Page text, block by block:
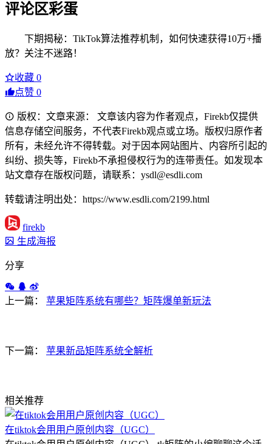
评论区彩蛋
下期揭秘：TikTok算法推荐机制，如何快速获得10万+播
放？关注不迷路！
收藏 0
点赞 0
版权：文章来源： 文章该内容为作者观点，Firekb仅提供
信息存储空间服务，不代表Firekb观点或立场。版权归原作者
所有，未经允许不得转载。对于因本网站图片、内容所引起的
纠纷、损失等，Firekb不承担侵权行为的连带责任。如发现本
站文章存在版权问题，请联系：ysdl@esdli.com
转载请注明出处：https://www.esdli.com/2199.html
firekb
生成海报
分享
上一篇： 苹果矩阵系统有哪些？矩阵爆单新玩法
下一篇： 苹果新品矩阵系统全解析
相关推荐
在tiktok会用用户原创内容（UGC）